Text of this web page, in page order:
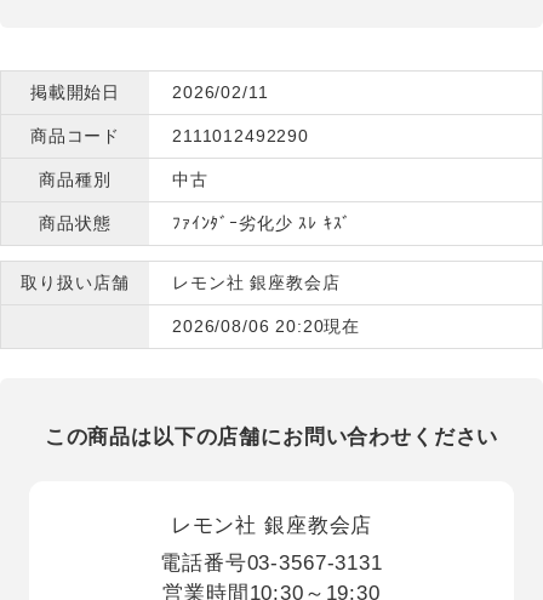
掲載開始日 2026/02/11
商品コード 2111012492290
商品種別 中古
商品状態 ﾌｧｲﾝﾀﾞｰ劣化少 ｽﾚ ｷｽﾞ
取り扱い店舗 レモン社 銀座教会店
2026/08/06 20:20現在
この商品は以下の店舗にお問い合わせください
レモン社 銀座教会店
電話番号03-3567-3131
営業時間 10:30～19:30